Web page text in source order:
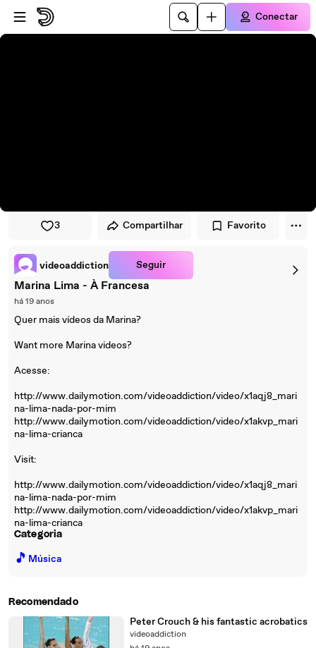
Pular para o player
Ir para o conteúdo principal
Conectar
3 Compartilhar Favorito
videoaddiction Seguir
Marina Lima - À Francesa
há 19 anos
Quer mais vídeos da Marina?
Want more Marina videos?
Acesse:
http://www.dailymotion.com/videoaddiction/video/x1aqj8_mari
na-lima-nada-por-mim
http://www.dailymotion.com/videoaddiction/video/x1akvp_mari
na-lima-crianca
Visit:
http://www.dailymotion.com/videoaddiction/video/x1aqj8_mari
na-lima-nada-por-mim
http://www.dailymotion.com/videoaddiction/video/x1akvp_mari
na-lima-crianca
Categoria
🎵 Música
Recomendado
Peter Crouch & his fantastic acrobatics
videoaddiction